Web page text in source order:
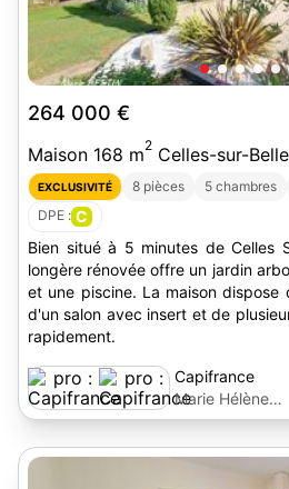
264 000 €
Maison 168 m2 Celles-sur-
EXCLUSIVITÉ 8 pièces 5 chambres
DPE : C
Bien situé à 5 minutes de Celles
longère rénovée offre un jardin
et une piscine. La maison dispose
d'un salon avec insert et de
rapidement.
Capifrance
Marie Hélène
Bertin